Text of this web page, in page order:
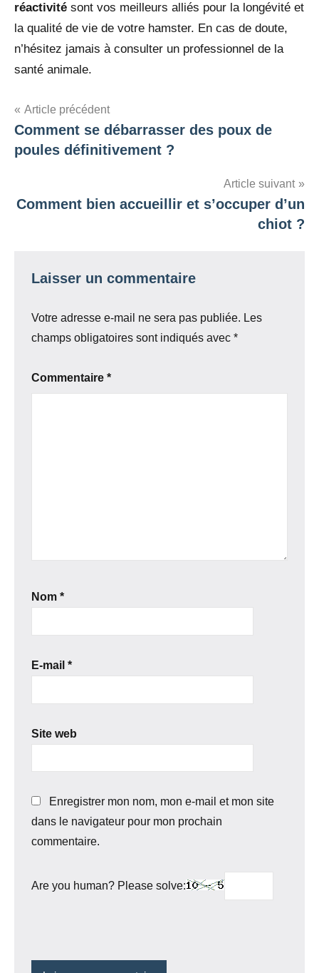
réactivité sont vos meilleurs alliés pour la longévité et
la qualité de vie de votre hamster. En cas de doute,
n’hésitez jamais à consulter un professionnel de la
santé animale.
Navigation
de
Article précédent
Comment se débarrasser des poux de
poules définitivement ?
Article suivant
Comment bien accueillir et s’occuper d’un
chiot ?
Laisser un commentaire
Votre adresse e-mail ne sera pas publiée. Les
champs obligatoires sont indiqués avec *
Commentaire *
Nom *
E-mail *
Site web
Enregistrer mon nom, mon e-mail et mon site
dans le navigateur pour mon prochain
commentaire.
Are you human? Please solve: